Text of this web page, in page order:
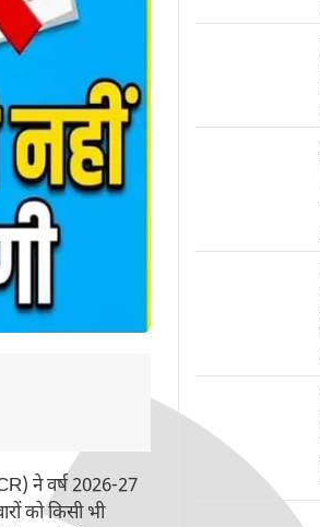
ने वर्ष 2026-27
को किसी भी